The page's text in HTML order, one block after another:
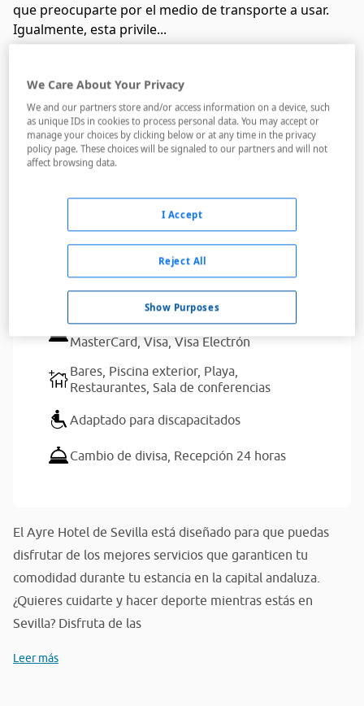
que preocuparte por el medio de transporte a usar.
Igualmente, esta privile...
Servicios del alojamiento
Dispone de aparcamiento para clientes
Ascensores,Caja de seguridad,Minibar,
Servicio de habitaciones
Acceso a Internet,Acceso a Internet Wifi
Gimnasio,Servicio de lavandería
American Express,Diners Club,JCB,
MasterCard, Visa, Visa Electrón
Bares, Piscina exterior, Playa,
Restaurantes, Sala de conferencias
Adaptado para discapacitados
Cambio de divisa, Recepción 24 horas
El Ayre Hotel de Sevilla está diseñado para que puedas
disfrutar de los mejores servicios que garanticen tu
comodidad durante tu estancia en la capital andaluza.
¿Quieres cuidarte y hacer deporte mientras estás en
Sevilla? Disfruta de las
Leer más
We Care About Your Privacy
We and our partners store and/or access information on a device, such
as unique IDs in cookies to process personal data. You may accept or
manage your choices by clicking below or at any time in the privacy
policy page. These choices will be signaled to our partners and will not
affect browsing data.
Show Purposes
Reject All
I Accept